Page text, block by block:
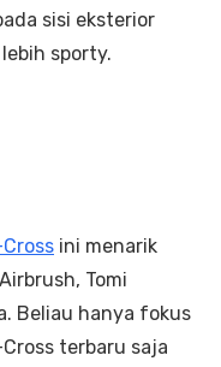
sisi eksterior
sporty.
ini menarik
Tomi
Beliau hanya fokus
terbaru saja